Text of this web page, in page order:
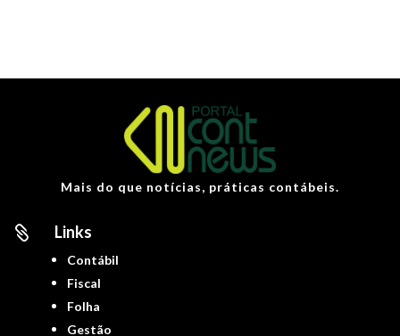
Mais do que notícias, práticas contábeis.
 Links
Contábil
Fiscal
Folha
Gestão